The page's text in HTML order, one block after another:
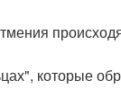
которые